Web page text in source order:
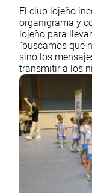
El club lojeño
organigrama y
lojeño para
“buscamos que
sino los
transmitir a los